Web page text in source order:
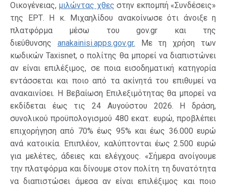
Οικογένειας, μιλώντας χθες στην εκπομπή «Συνδέσεις»
της ΕΡΤ. Η κ. Μιχαηλίδου ανακοίνωσε ότι άνοιξε η
πλατφόρμα μέσω του gov.gr και της
διεύθυνσης anakainisi.apps.gov.gr. Με τη χρήση των
κωδικών Taxisnet, ο πολίτης θα μπορεί να διαπιστώνει
αν είναι επιλέξιμος, σε ποια εισοδηματική κατηγορία
εντάσσεται και ποιο από τα ακίνητά του επιθυμεί να
ανακαινίσει. Η Βεβαίωση Επιλεξιμότητας θα μπορεί να
εκδίδεται έως τις 24 Αυγούστου 2026. Η δράση,
συνολικού προϋπολογισμού 480 εκατ. ευρώ, προβλέπει
επιχορήγηση από 70% έως 95% και έως 36.000 ευρώ
ανά κατοικία. Επιπλέον, καλύπτονται έως 2.500 ευρώ
για μελέτες, άδειες και ελέγχους. «Σήμερα ανοίγουμε
την πλατφόρμα και δίνουμε στον πολίτη τη δυνατότητα
να διαπιστώσει άμεσα αν είναι επιλέξιμος και ποιο